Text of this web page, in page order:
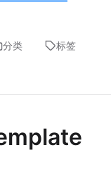
分类 标签